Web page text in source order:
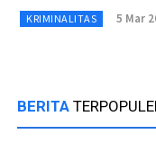
KRIMINALITAS 5 Mar
BERITA